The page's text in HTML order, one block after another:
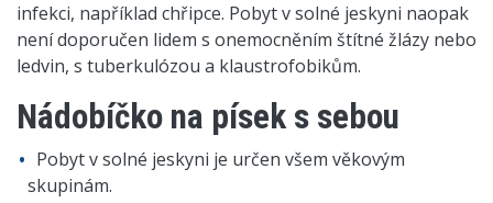
infekci, například chřipce. Pobyt v solné jeskyni naopak
není doporučen lidem s onemocněním štítné žlázy nebo
ledvin, s tuberkulózou a klaustrofobikům.
Nádobíčko na písek s sebou
Pobyt v solné jeskyni je určen všem věkovým
skupinám.